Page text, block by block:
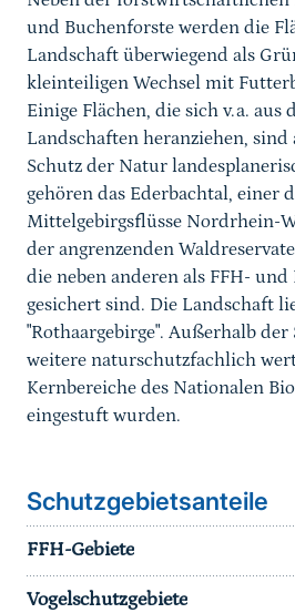
und Buchenforste werden die
Landschaft überwiegend als
kleinteiligen Wechsel mit
Einige Flächen, die sich v.a. aus
Landschaften heranziehen, sind
Schutz der Natur
gehören das Ederbachtal, einer
Mittelgebirgsflüsse Nordrhein-
der angrenzenden
die neben anderen als FFH-
gesichert sind. Die Landschaft
"Rothaargebirge". Außerhalb der
weitere naturschutzfachlich
Kernbereiche des Nationalen
eingestuft wurden.
Schutzgebietsanteile
FFH-Gebiete
Vogelschutzgebiete